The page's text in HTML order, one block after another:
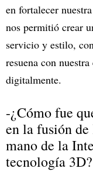
en fortalecer
nos permitió crear
servicio y estilo,
resuena con
digitalmente.
-¿Cómo fue
en la fusión
mano de la
tecnología 3D?